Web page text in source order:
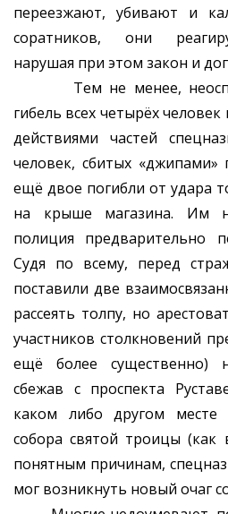
переезжают, убивают и
соратников, они
нарушая при этом закон и
Тем не менее,
гибель всех четырёх
действиями частей
человек, сбитых «джипами»
ещё двое погибли от удара
на крыше магазина. Им
полиция предварительно
Судя по всему, перед
поставили две
рассеять толпу, но
участников столкновений
ещё более существенно)
сбежав с проспекта
каком либо другом месте
собора святой троицы (как
понятным причинам,
мог возникнуть новый очаг